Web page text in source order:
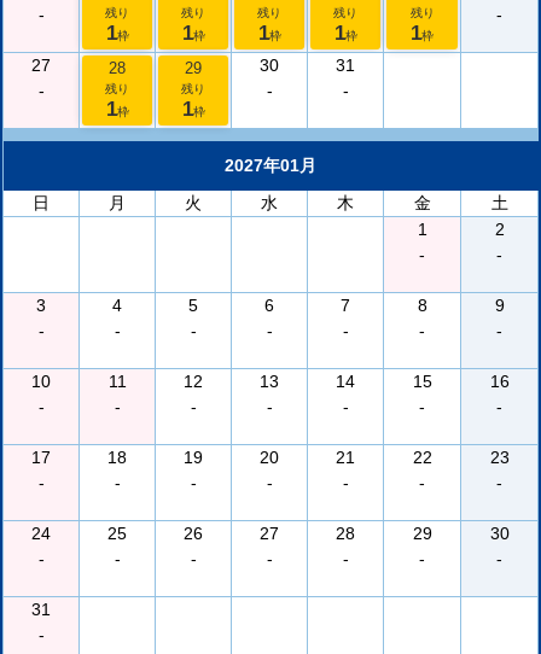
- 残り
1枠
残り
1枠
残り
1枠
残り
1枠
残り
1枠
-
27
-
28
残り
1枠
29
残り
1枠
30
-
31
-
2027年01月
日
月 火 水 木 金
土
1
-
2
-
3
-
4
-
5
-
6
-
7
-
8
-
9
-
10
-
11
-
12
-
13
-
14
-
15
-
16
-
17
-
18
-
19
-
20
-
21
-
22
-
23
-
24
-
25
-
26
-
27
-
28
-
29
-
30
-
31
-